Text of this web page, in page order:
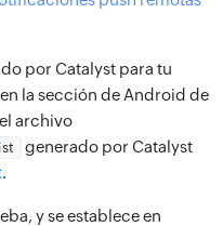
por Catalyst para tu
la sección de Android de
archivo
generado por Catalyst
.
y se establece en